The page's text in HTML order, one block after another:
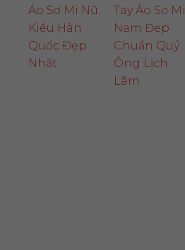
Áo Sơ Mi Nữ
Kiểu Hàn
Quốc Đẹp
Nhất
Tay Áo Sơ Mi
Nam Đẹp
Chuẩn Quý
Ông Lịch
Lãm